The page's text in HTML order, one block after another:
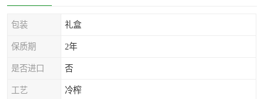
包装 礼盒
保质期 2年
是否进口 否
工艺 冷榨